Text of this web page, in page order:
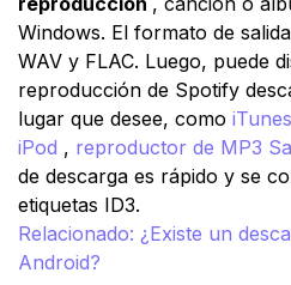
Windows. El formato de
WAV y FLAC. Luego, puede
reproducción de Spotify
lugar que desee, como iTunes
iPod , reproductor de MP3
de descarga es rápido y se
etiquetas ID3.
Relacionado: ¿Existe un
Android?